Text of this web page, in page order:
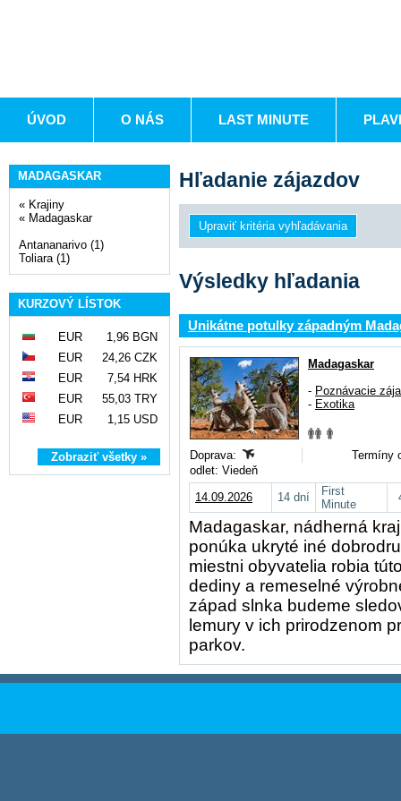
ÚVOD O NÁS LAST MINUTE
MADAGASKAR
« Krajiny
« Madagaskar
Antananarivo (1)
Toliara (1)
KURZOVÝ LÍSTOK
EUR
1,96 BGN
EUR
24,26 CZK
EUR
7,54 HRK
EUR
55,03 TRY
EUR
1,15 USD
Zobraziť všetky »
Hľadanie zájazdov
Výsledky hľadania
Unikátne potulky západným
Madagaskar
- Poznávacie
- Exotika
Doprava:
Termíny
odlet: Viedeň
14.09.2026
14 dní
First
Minute
Madagaskar, nádherná
ponúka ukryté iné
miestni obyvatelia robia
dediny a remeselné
západ slnka budeme
lemury v ich prirodzenom
parkov.